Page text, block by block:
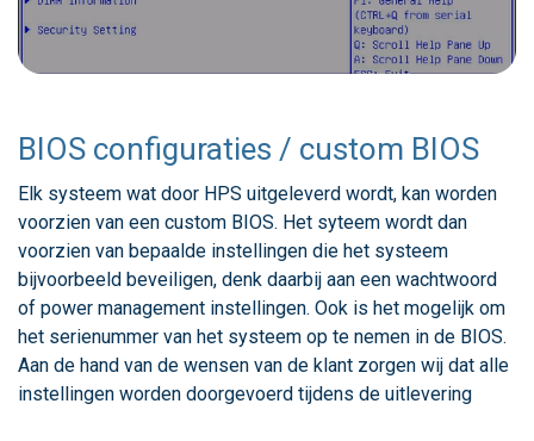
BIOS configuraties / custom BIOS
Elk systeem wat door HPS uitgeleverd wordt, kan worden
voorzien van een custom BIOS. Het syteem wordt dan
voorzien van bepaalde instellingen die het systeem
bijvoorbeeld beveiligen, denk daarbij aan een wachtwoord
of power management instellingen. Ook is het mogelijk om
het serienummer van het systeem op te nemen in de BIOS.
Aan de hand van de wensen van de klant zorgen wij dat alle
instellingen worden doorgevoerd tijdens de uitlevering